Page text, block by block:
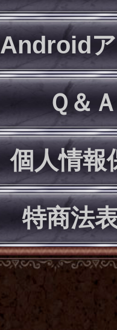
Androidア
Ｑ＆Ａ
個人情報
特商法